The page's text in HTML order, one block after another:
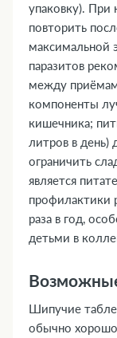
упаковку).
повторить
максимальной
паразитов
между
компоненты
кишечника;
литров в день)
ограничить
является
профилактики
раза в год,
детьми в
Шипучие
обычно хорошо